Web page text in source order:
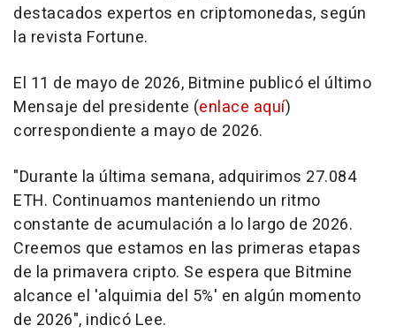
destacados expertos en criptomonedas, según
la revista Fortune.
El 11 de mayo de 2026, Bitmine publicó el último
Mensaje del presidente (enlace aquí)
correspondiente a mayo de 2026.
"Durante la última semana, adquirimos 27.084
ETH. Continuamos manteniendo un ritmo
constante de acumulación a lo largo de 2026.
Creemos que estamos en las primeras etapas
de la primavera cripto. Se espera que Bitmine
alcance el 'alquimia del 5%' en algún momento
de 2026", indicó Lee.